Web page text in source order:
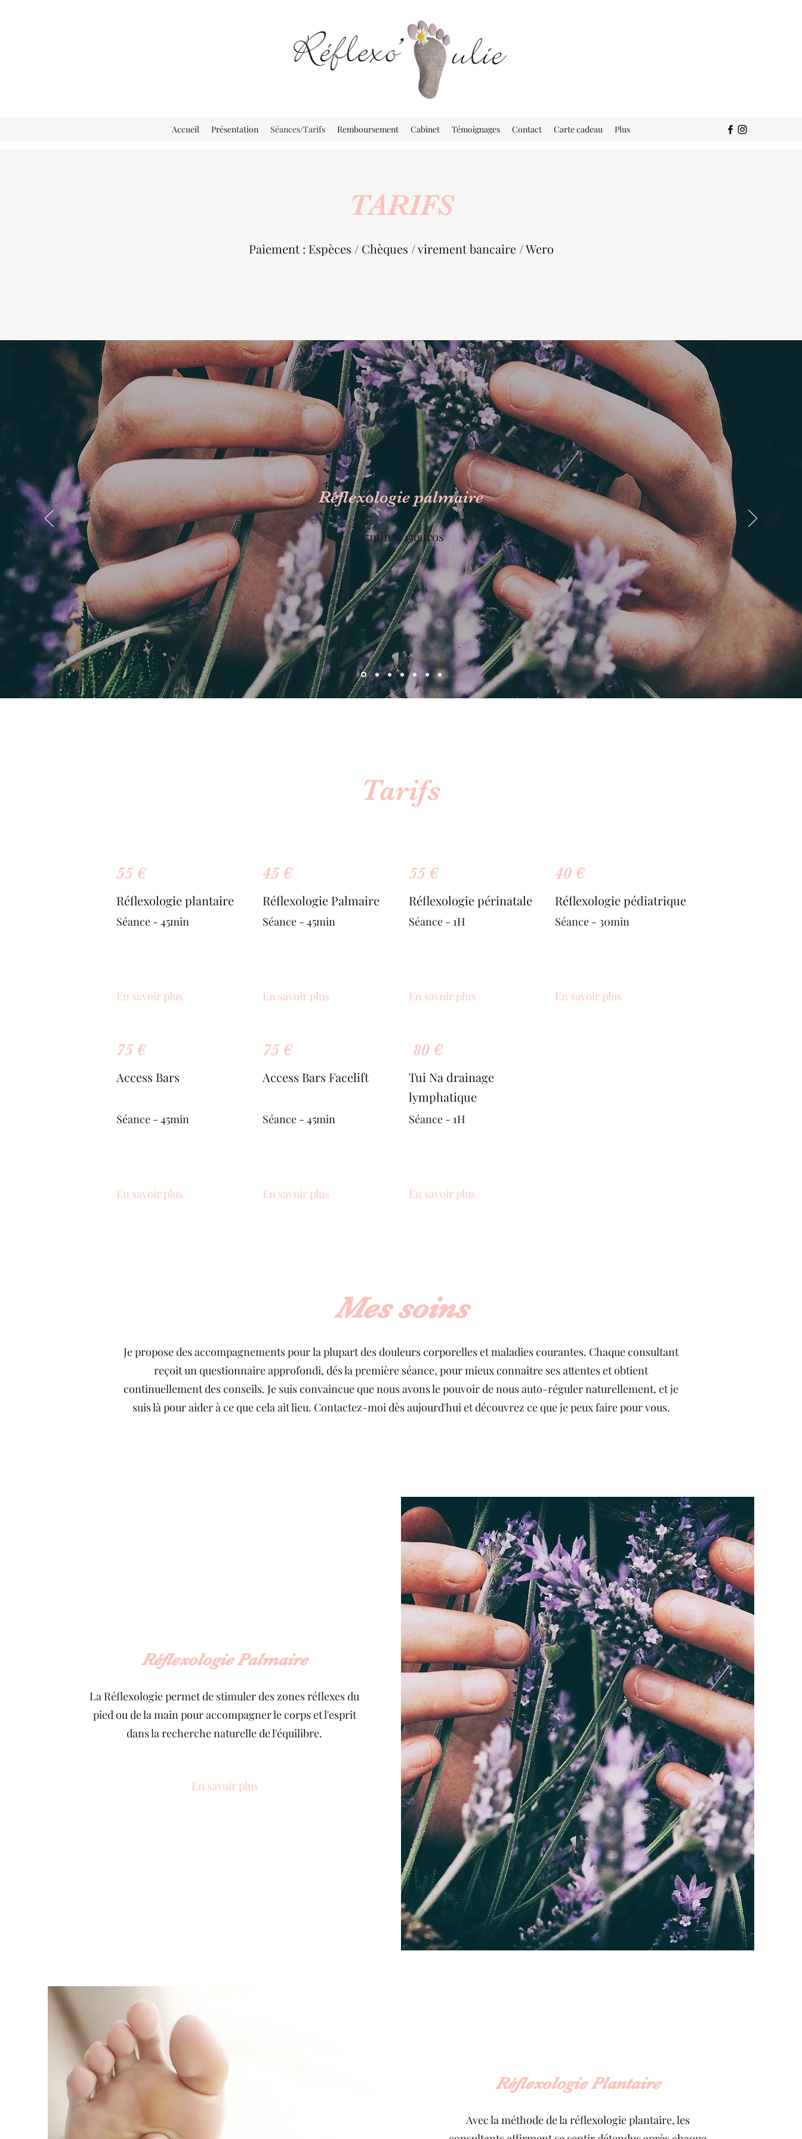
Accueil Présentation Séances/Tarifs Remboursement Cabinet Témoignages Contact Carte cadeau Plus
TARIFS
Paiement : Espèces / Chèques / virement bancaire / Wero
Réflexologie palmaire
45min - 45euros
Tarifs
55 €
Réflexologie plantaire
Séance - 45min
En savoir plus
45 €
Réflexologie Palmaire
Séance - 45min
En savoir plus
55 €
Réflexologie périnatale
Séance - 1H
En savoir plus
40 €
Réflexologie pédiatrique
Séance - 30min
En savoir plus
75 €
Access Bars
Séance - 45min
En savoir plus
75 €
Access Bars Facelift
Séance - 45min
En savoir plus
80 €
Tui Na drainage
lymphatique
Séance - 1H
En savoir plus
Mes soins
Je propose des accompagnements pour la plupart des douleurs corporelles et maladies courantes. Chaque consultant
reçoit un questionnaire approfondi, dés la première séance, pour mieux connaitre ses attentes et obtient
continuellement des conseils. Je suis convaincue que nous avons le pouvoir de nous auto-réguler naturellement, et je
suis là pour aider à ce que cela ait lieu. Contactez-moi dès aujourd'hui et découvrez ce que je peux faire pour vous.
Réflexologie Palmaire
La Réflexologie permet de stimuler des zones réflexes du
pied ou de la main pour accompagner le corps et l'esprit
dans la recherche naturelle de l'équilibre.
En savoir plus
Réflexologie Plantaire
Avec la méthode de la réflexologie plantaire, les